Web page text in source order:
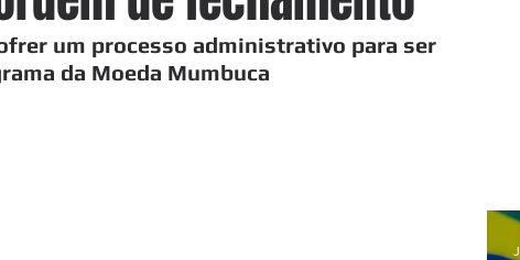
um processo administrativo para ser
da Moeda Mumbuca